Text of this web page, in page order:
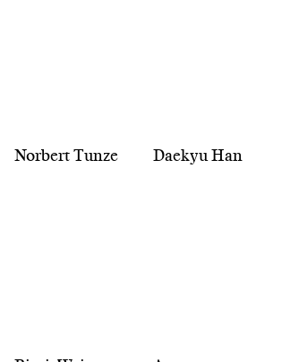
Norbert Tunze Daekyu Han